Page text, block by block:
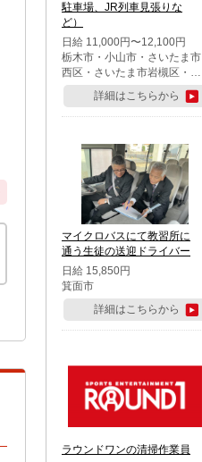
駐車場、JR列車見張りな
ど）
日給 11,000円〜12,100円
栃木市・小山市・さいたま市
西区・さいたま市岩槻区・久
喜市・蓮田市
詳細はこちらから
マイクロバスにて教習所に
通う生徒の送迎ドライバー
日給 15,850円
箕面市
詳細はこちらから
ラウンドワンの清掃作業員